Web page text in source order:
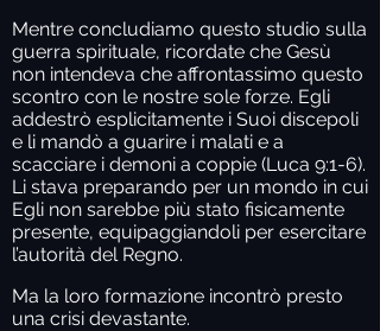
Mentre concludiamo questo studio sulla
guerra spirituale, ricordate che Gesù
non intendeva che affrontassimo questo
scontro con le nostre sole forze. Egli
addestrò esplicitamente i Suoi discepoli
e li mandò a guarire i malati e a
scacciare i demoni a coppie (Luca 9:1-6).
Li stava preparando per un mondo in cui
Egli non sarebbe più stato fisicamente
presente, equipaggiandoli per esercitare
l’autorità del Regno.
Ma la loro formazione incontrò presto
una crisi devastante.